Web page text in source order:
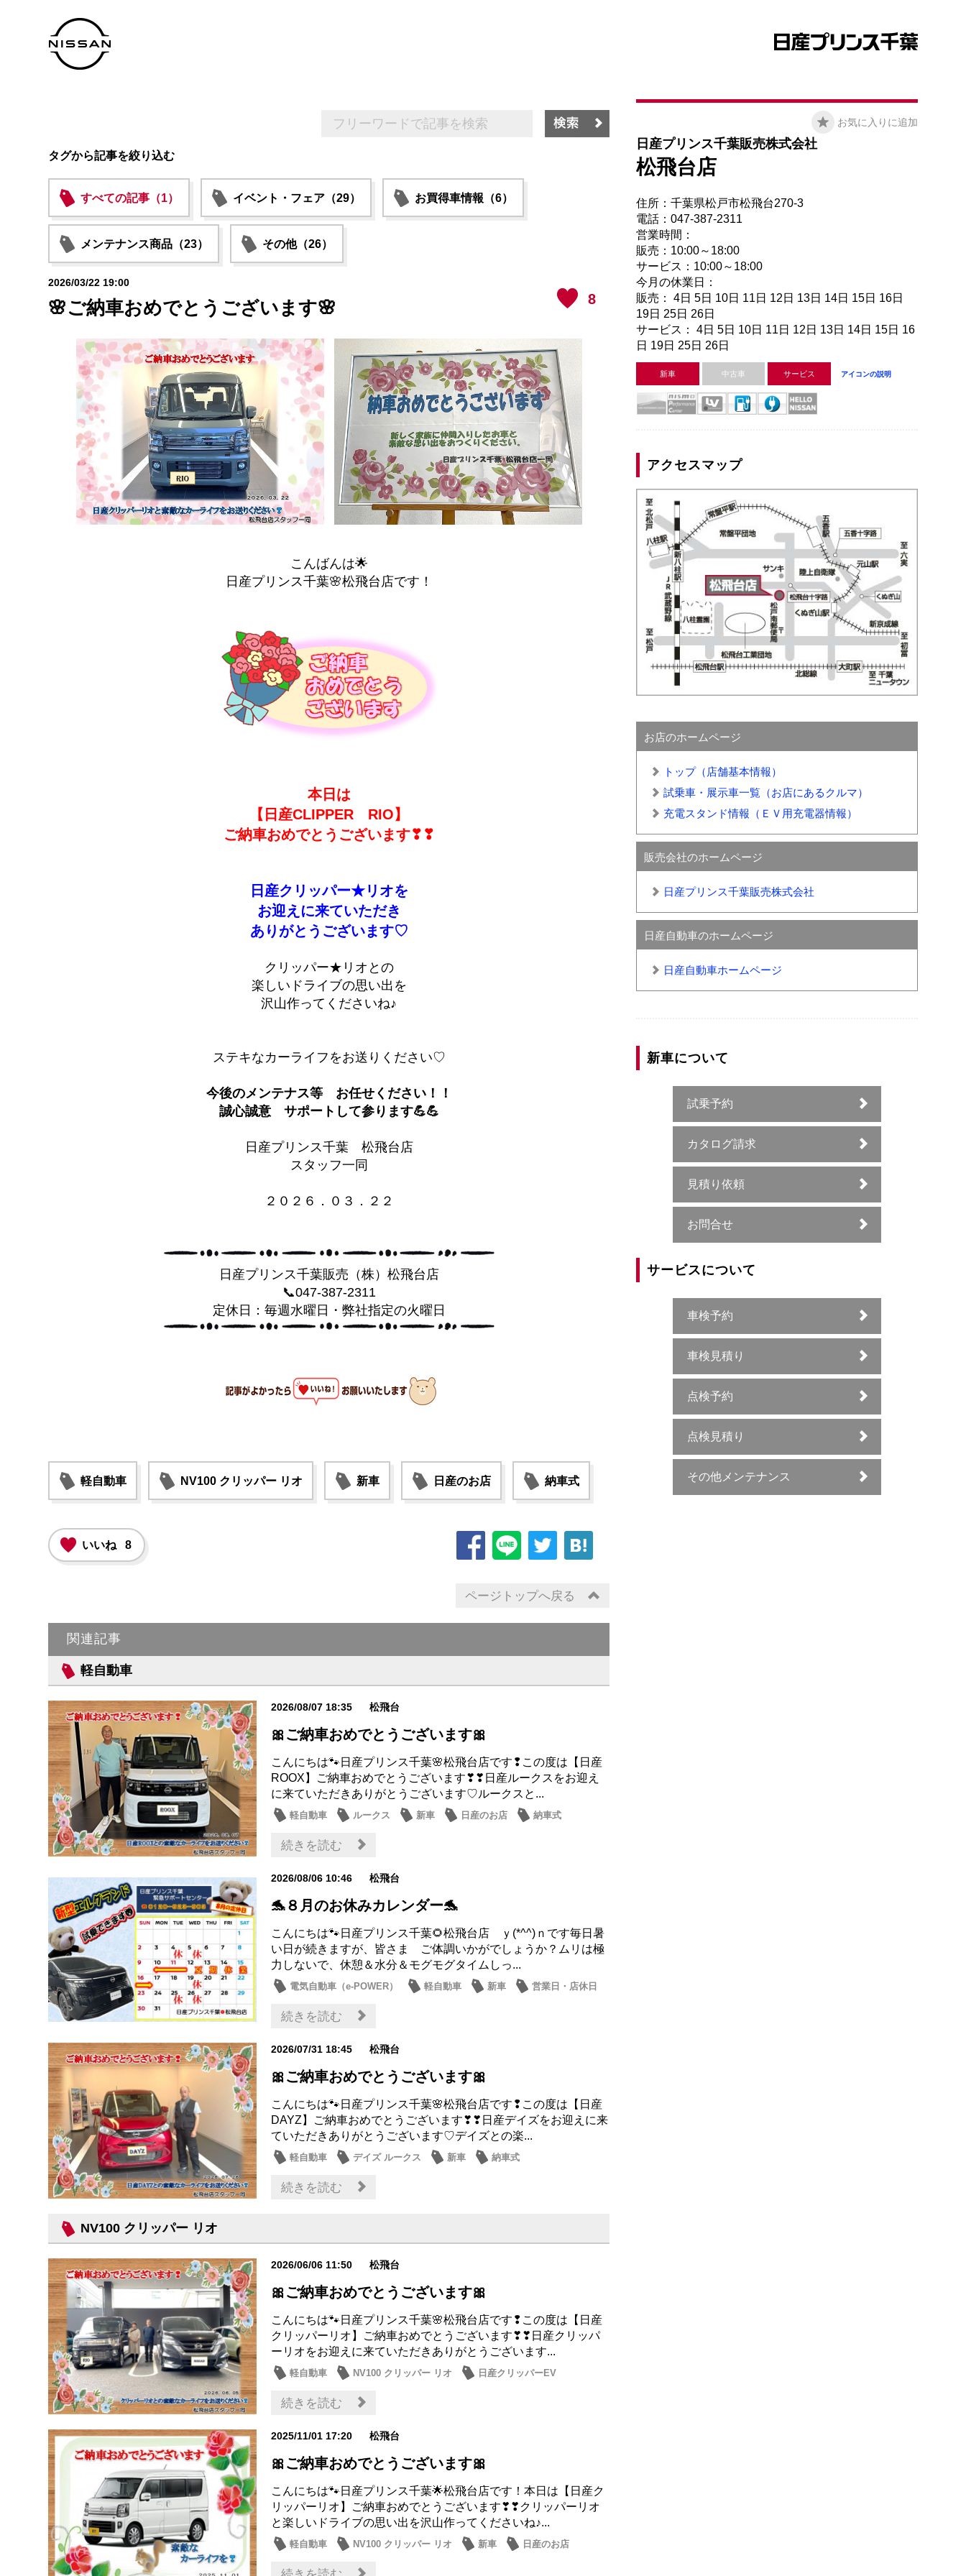
タグから記事を絞り込む
すべての記事（1） イベント・フェア（29） お買得車情報（6）
メンテナンス商品（23） その他（26）
8
2026/03/22 19:00
🌸ご納車おめでとうございます🌸
こんばんは🌟
日産プリンス千葉🌸松飛台店です！
本日は
【日産CLIPPER RIO】
ご納車おめでとうございます❣❣
日産クリッパー★リオを
お迎えに来ていただき
ありがとうございます♡
クリッパー★リオとの
楽しいドライブの思い出を
沢山作ってくださいね♪
ステキなカーライフをお送りください♡
今後のメンテナス等 お任せください！！
誠心誠意 サポートして参ります💪💪
日産プリンス千葉 松飛台店
スタッフ一同
２０２６．０３．２２
日産プリンス千葉販売（株）松飛台店
📞047-387-2311
定休日：毎週水曜日・弊社指定の火曜日
軽自動車 NV100 クリッパー リオ 新車 日産のお店 納車式
いいね 8
ページトップへ戻る
関連記事
軽自動車
2026/08/07 18:35 松飛台
🎀ご納車おめでとうございます🎀
こんにちは🐾日産プリンス千葉🌸松飛台店です❢この度は【日産
ROOX】ご納車おめでとうございます❣❣日産ルークスをお迎え
に来ていただきありがとうございます♡ルークスと...
軽自動車 ルークス 新車 日産のお店 納車式
続きを読む
2026/08/06 10:46 松飛台
🐬８月のお休みカレンダー🐬
こんにちは🐾日産プリンス千葉🌻松飛台店 ｙ(*^^)ｎです毎日暑
い日が続きますが、皆さま ご体調いかがでしょうか？ムリは極
力しないで、休憩＆水分＆モグモグタイムしっ...
電気自動車（e-POWER） 軽自動車 新車
営業日・店休日
続きを読む
2026/07/31 18:45 松飛台
🎀ご納車おめでとうございます🎀
こんにちは🐾日産プリンス千葉🌸松飛台店です❢この度は【日産
DAYZ】ご納車おめでとうございます❣❣日産デイズをお迎えに来
ていただきありがとうございます♡デイズとの楽...
軽自動車 デイズ ルークス 新車 納車式
続きを読む
NV100 クリッパー リオ
2026/06/06 11:50 松飛台
🎀ご納車おめでとうございます🎀
こんにちは🐾日産プリンス千葉🌸松飛台店です❢この度は【日産
クリッパーリオ】ご納車おめでとうございます❣❣日産クリッパ
ーリオをお迎えに来ていただきありがとうございます...
軽自動車 NV100 クリッパー リオ
日産クリッパーEV
続きを読む
2025/11/01 17:20 松飛台
🎀ご納車おめでとうございます🎀
こんにちは🐾日産プリンス千葉🌟松飛台店です！本日は【日産ク
リッパーリオ】ご納車おめでとうございます❣❣クリッパーリオ
と楽しいドライブの思い出を沢山作ってくださいね♪...
軽自動車 NV100 クリッパー リオ 新車
日産のお店
お気に入りに追加
日産プリンス千葉販売株式会社
松飛台店
住所：千葉県松戸市松飛台270-3
電話：047-387-2311
営業時間：
販売：10:00～18:00
サービス：10:00～18:00
今月の休業日：
販売： 4日 5日 10日 11日 12日 13日 14日 15日 16日
19日 25日 26日
サービス： 4日 5日 10日 11日 12日 13日 14日 15日 16
日 19日 25日 26日
新車 中古車 サービス アイコンの説明
アクセスマップ
お店のホームページ
トップ（店舗基本情報）
試乗車・展示車一覧（お店にあるクルマ）
充電スタンド情報（ＥＶ用充電器情報）
販売会社のホームページ
日産プリンス千葉販売株式会社
日産自動車のホームページ
日産自動車ホームページ
新車について
試乗予約
カタログ請求
見積り依頼
お問合せ
サービスについて
車検予約
車検見積り
点検予約
点検見積り
その他メンテナンス